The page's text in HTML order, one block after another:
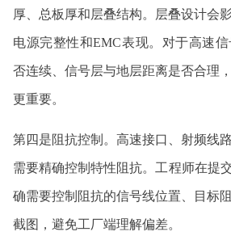
厚、总板厚和层叠结构。层叠设计会
电源完整性和EMC表现。对于高速
否连续、信号层与地层距离是否合理
更重要。
第四是阻抗控制。高速接口、射频线
需要精确控制特性阻抗。工程师在提
确需要控制阻抗的信号线位置、目标
截图，避免工厂端理解偏差。